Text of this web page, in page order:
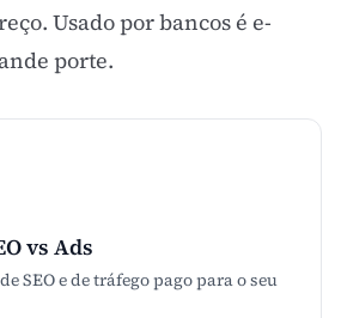
Usado por bancos é e-
porte.
vs Ads
SEO e de tráfego pago para o seu